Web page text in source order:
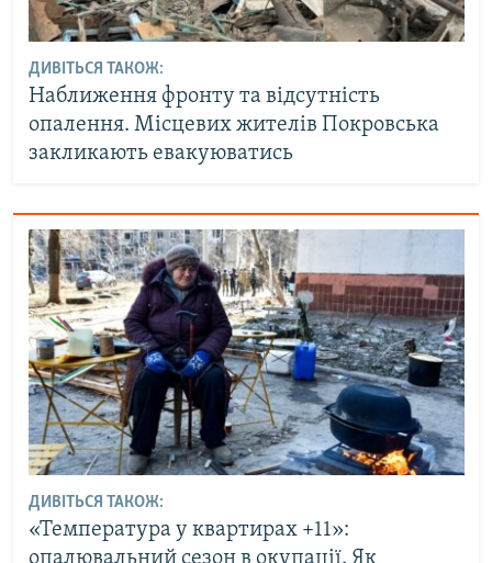
ДИВІТЬСЯ ТАКОЖ:
Наближення фронту та відсутність
опалення. Місцевих жителів Покровська
закликають евакуюватись
ДИВІТЬСЯ ТАКОЖ:
«Температура у квартирах +11»:
опалювальний сезон в окупації. Як